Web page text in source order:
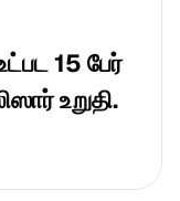
15 பேர்
உறுதி.